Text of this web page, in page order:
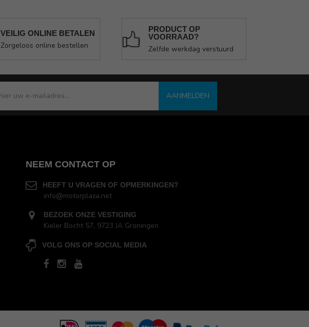
VEILIG ONLINE BETALEN
Zorgeloos online bestellen
PRODUCT OP
VOORRAAD?
Zelfde werkdag verstuurd
AANMELDEN
NEEM CONTACT OP
HEEFT U VRAGEN OF OPMERKINGEN?
info@motorplaza.net
BEZOEK ONZE VESTIGING
Kieler Bocht 57, 9723 JA Groningen
VOLG ONS OP SOCIAL MEDIA